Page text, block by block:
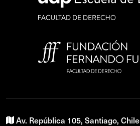
Av. República 105, Santiago, Chile